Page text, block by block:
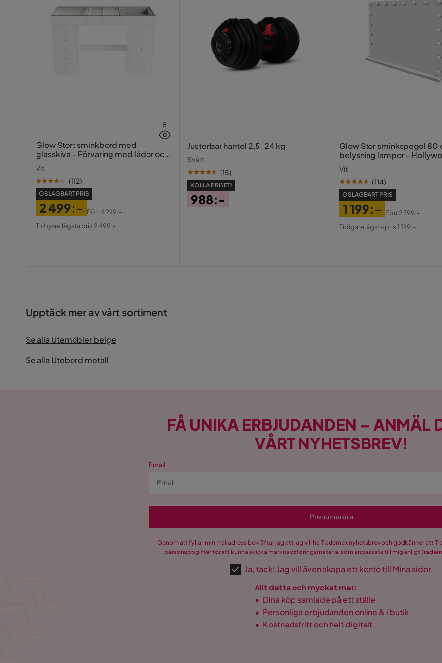
Serie
5
Glow Stort sminkbord med
glasskiva - Förvaring med lådor och
Vit
(112)
OSLAGBART PRIS
Pris
2 499:-
Original
Förr4 999:-
Tidigare lägsta pris 2 499:-
Justerbar hantel 2,5-24 kg
Svart
(15)
KOLLA PRISET!
988:-
Glow Stor sminkspegel 80
belysning lampor -
spegel med USB-charging
Vit
(114)
OSLAGBART PRIS
Pris
1 199:-
Original
Förr2 799:-
Tidigare lägsta pris 1 199:-
Upptäck mer av vårt sortiment
Se alla Utemöbler beige
Se alla Utebord metall
FÅ UNIKA ERBJUDANDEN – ANMÄL
VÅRT NYHETSBREV!
Email
Prenumerera
Genom att fylla i min mailadress bekräftar jag att jag vill ha Trademax nyhetsbrev och godkänner att
personuppgifter för att kunna skicka marknadsföringsmaterial som anpassats till mig enligt
Ja, tack! Jag vill även skapa ett konto till Mina sidor.
Allt detta och mycket mer:
• Dina köp samlade på ett ställe
• Personliga erbjudanden online & i butik
• Kostnadsfritt och helt digitalt